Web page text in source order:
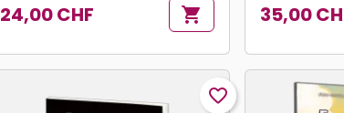
Prix
24,00 CHF shopping_cart Prix
35,00
favorite_border